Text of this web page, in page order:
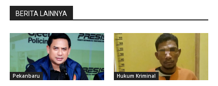
BERITA LAINNYA
Pekanbaru Hukum Kriminal